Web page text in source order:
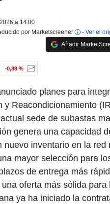
a 14:00
por Marketscreener
- Ver el
Añadir
-0,88 %
planes para
y Reacondicionamiento
sede de subastas
genera una capacidad
nuevo inventario en la red
mayor selección para
de entrega más
oferta más sólida
ya ha iniciado la